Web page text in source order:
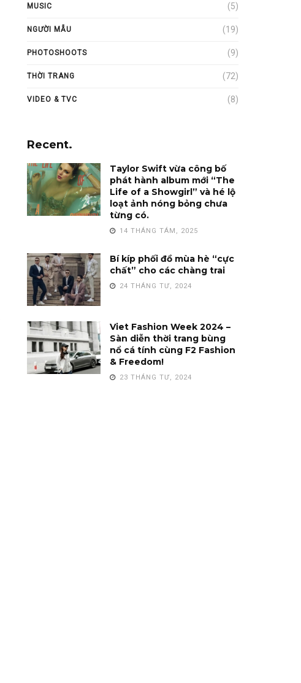
MUSIC (5)
NGƯỜI MẪU (19)
PHOTOSHOOTS (9)
THỜI TRANG (72)
VIDEO & TVC (8)
Recent.
Taylor Swift vừa công bố
phát hành album mới “The
Life of a Showgirl” và hé lộ
loạt ảnh nóng bỏng chưa
từng có.
14 THÁNG TÁM, 2025
Bí kíp phối đồ mùa hè “cực
chất” cho các chàng trai
24 THÁNG TƯ, 2024
Viet Fashion Week 2024 –
Sàn diễn thời trang bùng
nổ cá tính cùng F2 Fashion
& Freedom!
23 THÁNG TƯ, 2024